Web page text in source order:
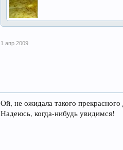
1 апр 2009
Ой, не ожидала такого
Надеюсь, когда-нибудь увидимся!